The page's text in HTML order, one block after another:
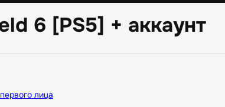
6 [PS5] + аккаунт
лица